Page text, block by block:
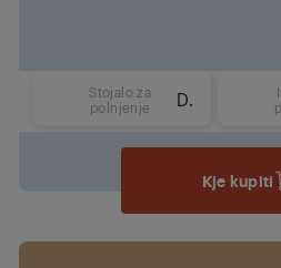
Stojalo za
polnjenje
Da
Kje kupiti